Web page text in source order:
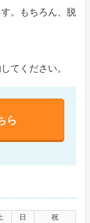
。もちろん、脱
てください。
ら
日
祝